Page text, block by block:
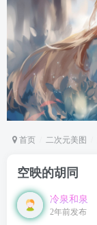
首页 二次元美图
空映的胡同
冷泉和泉
2年前发布